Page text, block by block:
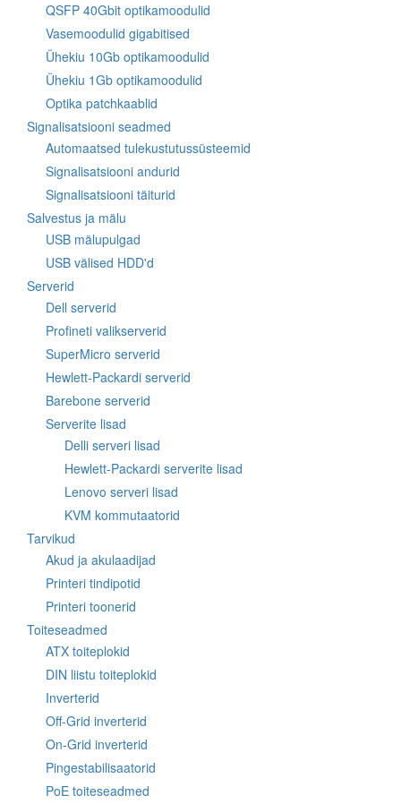
QSFP 40Gbit optikamoodulid
Vasemoodulid gigabitised
Ühekiu 10Gb optikamoodulid
Ühekiu 1Gb optikamoodulid
Optika patchkaablid
Signalisatsiooni seadmed
Automaatsed tulekustutussüsteemid
Signalisatsiooni andurid
Signalisatsiooni täiturid
Salvestus ja mälu
USB mälupulgad
USB välised HDD'd
Serverid
Dell serverid
Profineti valikserverid
SuperMicro serverid
Hewlett-Packardi serverid
Barebone serverid
Serverite lisad
Delli serveri lisad
Hewlett-Packardi serverite lisad
Lenovo serveri lisad
KVM kommutaatorid
Tarvikud
Akud ja akulaadijad
Printeri tindipotid
Printeri toonerid
Toiteseadmed
ATX toiteplokid
DIN liistu toiteplokid
Inverterid
Off-Grid inverterid
On-Grid inverterid
Pingestabilisaatorid
PoE toiteseadmed